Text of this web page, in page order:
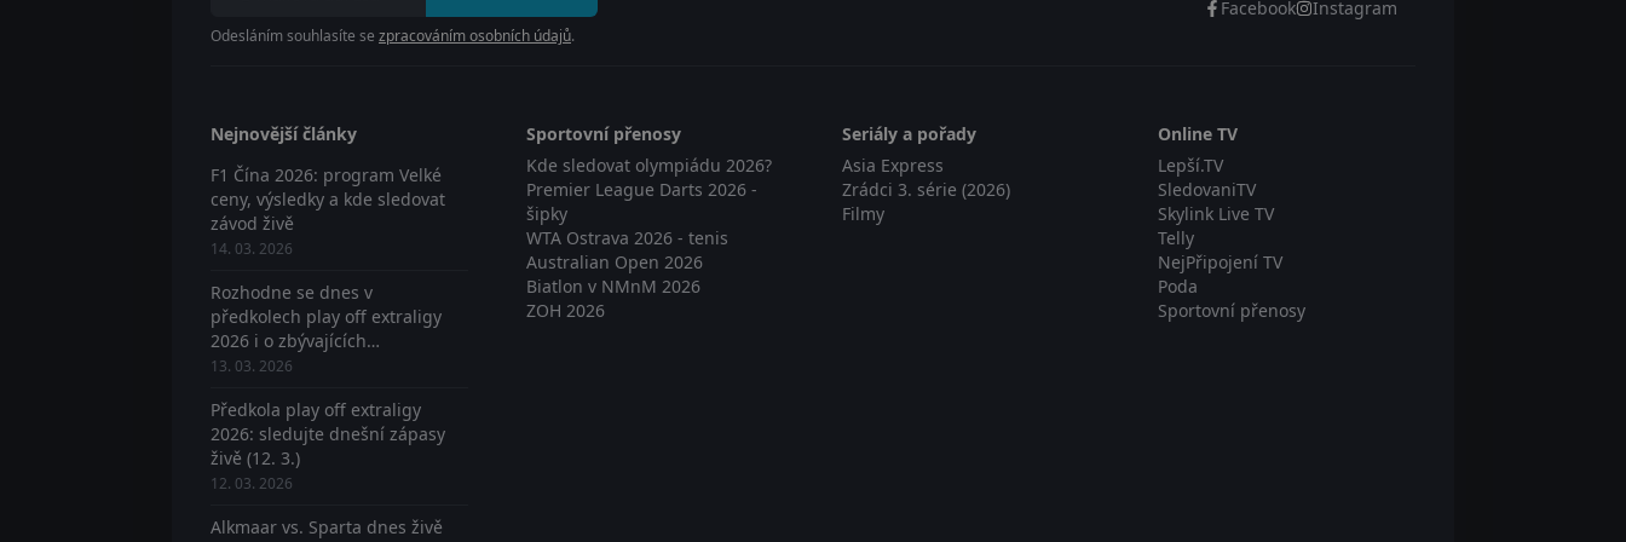
Odesláním souhlasíte se zpracováním osobních údajů.
Facebook Instagram
Nejnovější články
F1 Čína 2026: program Velké
ceny, výsledky a kde sledovat
závod živě
14. 03. 2026
Rozhodne se dnes v
předkolech play off extraligy
2026 i o zbývajících
postupujících? Sledujte živě
13. 03. 2026
Předkola play off extraligy
2026: sledujte dnešní zápasy
živě (12. 3.)
12. 03. 2026
Alkmaar vs. Sparta dnes živě
Sportovní přenosy
Kde sledovat olympiádu 2026?
Premier League Darts 2026 -
šipky
WTA Ostrava 2026 - tenis
Australian Open 2026
Biatlon v NMnM 2026
ZOH 2026
Seriály a pořady
Asia Express
Zrádci 3. série (2026)
Filmy
Online TV
Lepší.TV
SledovaniTV
Skylink Live TV
Telly
NejPřipojení TV
Poda
Sportovní přenosy